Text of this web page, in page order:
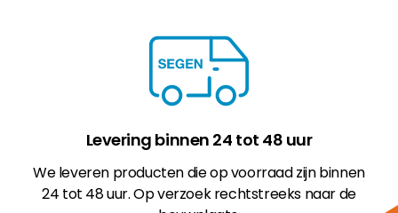
Levering binnen 24 tot 48 uur
We leveren producten die op voorraad zijn binnen
24 tot 48 uur. Op verzoek rechtstreeks naar de